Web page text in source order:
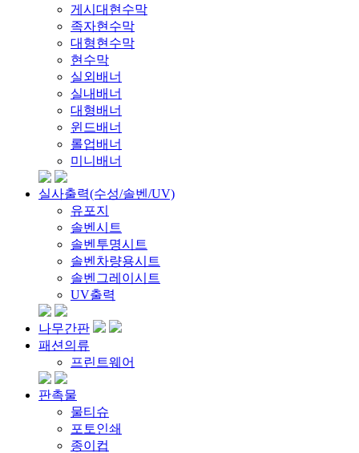
게시대현수막
족자현수막
대형현수막
현수막
실외배너
실내배너
대형배너
윈드배너
롤업배너
미니배너
실사출력(수성/솔벤/UV)
유포지
솔벤시트
솔벤투명시트
솔벤차량용시트
솔벤그레이시트
UV출력
나무간판
패션의류
프린트웨어
판촉물
물티슈
포토인쇄
종이컵